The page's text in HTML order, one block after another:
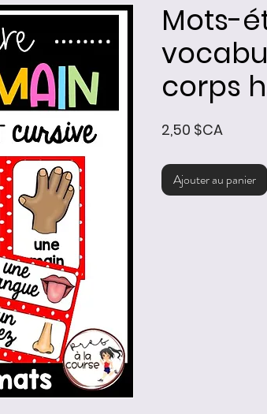
Mots-
corps
2,50 $CAPrix
Ajouter au panier